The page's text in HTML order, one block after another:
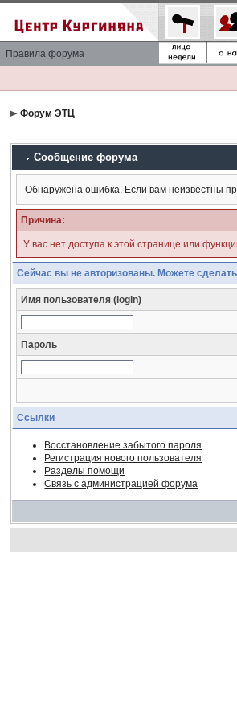
Правила форума
Форум ЭТЦ
Сообщение форума
Обнаружена ошибка. Если вам неизвестны
Причина:
У вас нет доступа к этой странице или
Сейчас вы не авторизованы. Можете
Имя пользователя (login)
Пароль
Ссылки
Восстановление забытого пароля
Регистрация нового пользователя
Разделы помощи
Связь с администрацией форума